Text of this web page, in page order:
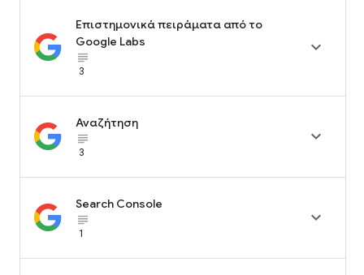
Επιστημονικά πειράματα από το
Google Labs
subject_black
3

Αναζήτηση
subject_black
3

Search Console
subject_black
1
